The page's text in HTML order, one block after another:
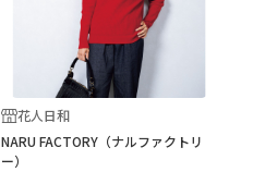
花人日和
NARU FACTORY（ナルファクトリ
ー）